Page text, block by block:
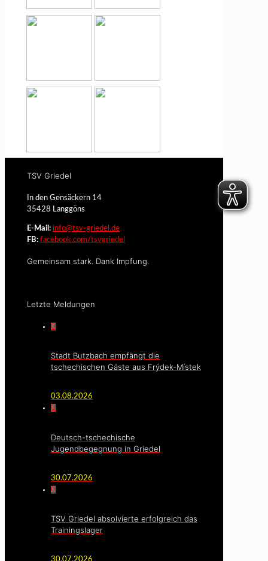
TSV Griedel
In den Gensäckern 14
35428 Langgöns
E-Mail: info@tsv-griedel.de
FB: facebook.com/tsvgriedel
Gemeinsam stark. Dank Impfung.
Letzte Meldungen
0
Stadt Butzbach empfängt die
tschechischen Gäste aus Frýdek-Místek
03.08.2026
0
Deutsch-tschechische
Jugendbegegnung in Griedel
30.07.2026
0
TSV Griedel absolvierte erfolgreich das
Trainingslager